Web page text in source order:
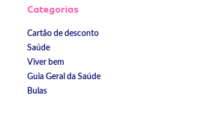
Categorias
Cartão de desconto
Saúde
Viver bem
Guia Geral da Saúde
Bulas